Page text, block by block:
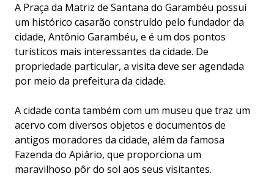
A Praça da Matriz de Santana do Garambéu possui
um histórico casarão construído pelo fundador da
cidade, Antônio Garambéu, e é um dos pontos
turísticos mais interessantes da cidade. De
propriedade particular, a visita deve ser agendada
por meio da prefeitura da cidade.
A cidade conta também com um museu que traz um
acervo com diversos objetos e documentos de
antigos moradores da cidade, além da famosa
Fazenda do Apiário, que proporciona um
maravilhoso pôr do sol aos seus visitantes.